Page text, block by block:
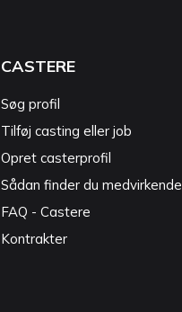
CASTERE
Søg profil
Tilføj casting eller job
Opret casterprofil
Sådan finder du medvirkende
FAQ - Castere
Kontrakter